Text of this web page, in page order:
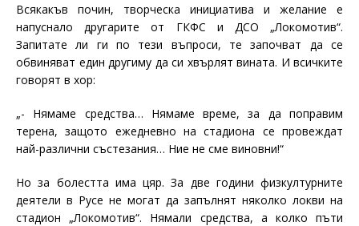
Всякакъв почин, творческа инициатива и желание е
напуснало другарите от ГКФС и ДСО „Локомотив“.
Запитате ли ги по тези въпроси, те започват да се
обвиняват един другиму да си хвърлят вината. И всичките
говорят в хор:
„- Нямаме средства… Нямаме време, за да поправим
терена, защото ежедневно на стадиона се провеждат
най-различни състезания… Ние не сме виновни!“
Но за болестта има цяр. За две години физкултурните
деятели в Русе не могат да запълнят няколко локви на
стадион „Локомотив“. Нямали средства, а колко пъти